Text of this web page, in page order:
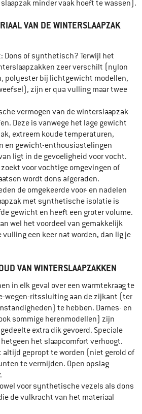
minder vaak hoeft te wassen).
VAN DE WINTERSLAAPZAK
Dons of synthetisch? Terwijl het
zeer verschilt (nylon
polyester bij lichtgewicht modellen,
zijn er qua vulling maar twee
vermogen van de winterslaapzak
Deze is vanwege het lage gewicht
extreem koude temperaturen,
en gewicht-enthousiastelingen
ligt in de gevoeligheid voor vocht.
voor vochtige omgevingen of
wordt dons afgeraden.
de omgekeerde voor- en nadelen
met synthetische isolatie is
gewicht en heeft een groter volume.
wel het voordeel van gemakkelijk
een keer nat worden, dan lig je
VAN WINTERSLAAPZAKKEN
in elk geval over een warmtekraag te
wegen-ritssluiting aan de zijkant (ter
te hebben. Dames- en
sommige herenmodellen) zijn
extra dik gevoerd. Speciale
het slaapcomfort verhoogt.
altijd gepropt te worden (niet gerold of
te vermijden. Open opslag
voor synthetische vezels als dons
de vulkracht van het materiaal